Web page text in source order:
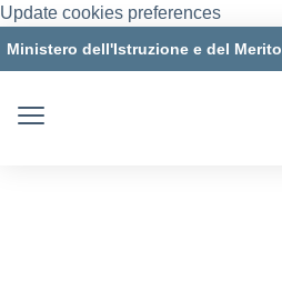
Update cookies preferences
Ministero dell'Istruzione e del Merito